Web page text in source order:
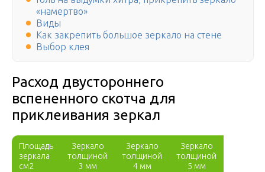
«намертво»
Виды
Как закрепить большое зеркало на стене
Выбор клея
Расход двустороннего
вспененного скотча для
приклеивания зеркал
Площадь
зеркала
см2
Зеркало
толщиной
3 мм
Зеркало
толщиной
4 мм
Зеркало
толщиной
5 мм